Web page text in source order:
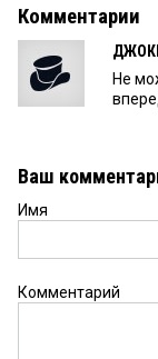
Комментарии
Не
Ваш
Имя
Комментарий